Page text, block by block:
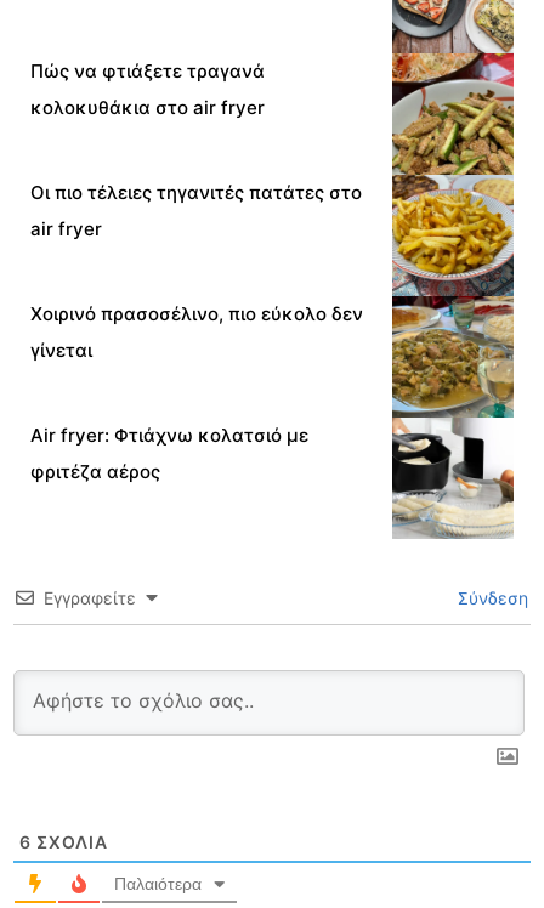
Πώς να φτιάξετε τραγανά
κολοκυθάκια στο air fryer
Οι πιο τέλειες τηγανιτές πατάτες στο
air fryer
Χοιρινό πρασοσέλινο, πιο εύκολο δεν
γίνεται
Air fryer: Φτιάχνω κολατσιό με
φριτέζα αέρος
Εγγραφείτε Σύνδεση
6 ΣΧΌΛΙΑ
Παλαιότερα